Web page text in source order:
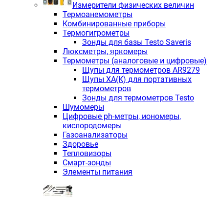
Измерители физических величин
Термоанемометры
Комбинированные приборы
Термогигрометры
Зонды для базы Testo Saveris
Люксметры, яркомеры
Термометры (аналоговые и цифровые)
Щупы для термометров AR9279
Щупы ХА(К) для портативных
термометров
Зонды для термометров Testo
Шумомеры
Цифровые ph-метры, иономеры,
кислородомеры
Газоанализаторы
Здоровье
Тепловизоры
Смарт-зонды
Элементы питания